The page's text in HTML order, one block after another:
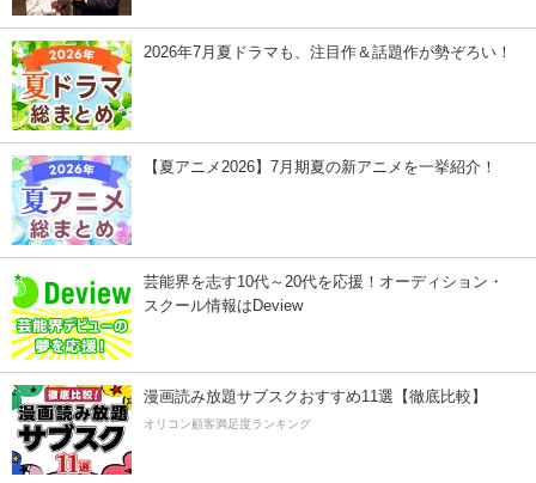
2026年7月夏ドラマも、注目作＆話題作が勢ぞろい！
【夏アニメ2026】7月期夏の新アニメを一挙紹介！
芸能界を志す10代～20代を応援！オーディション・
スクール情報はDeview
漫画読み放題サブスクおすすめ11選【徹底比較】
オリコン顧客満足度ランキング